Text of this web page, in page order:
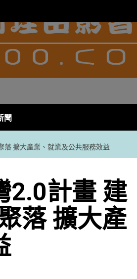
聞
落 擴大產業、就業及公共服務效益
2.0計畫 建
落 擴大產